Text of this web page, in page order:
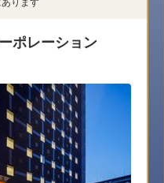
ります
ポレーション